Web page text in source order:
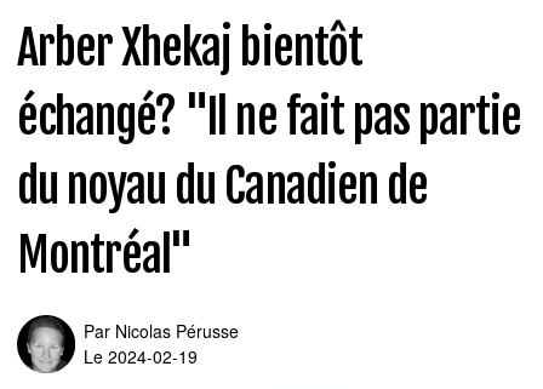
Arber Xhekaj bientôt
échangé? "Il ne fait pas partie
du noyau du Canadien de
Montréal"
Par Nicolas Pérusse
Le 2024-02-19